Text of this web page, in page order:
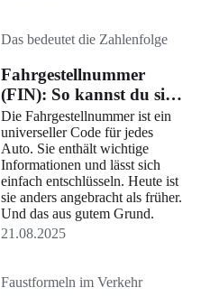
Das bedeutet die Zahlenfolge
Fahrgestellnummer
(FIN): So kannst du sie
entschlüsseln
Die Fahrgestellnummer ist ein
universeller Code für jedes
Auto. Sie enthält wichtige
Informationen und lässt sich
einfach entschlüsseln. Heute ist
sie anders angebracht als früher.
Und das aus gutem Grund.
21.08.2025
Faustformeln im Verkehr